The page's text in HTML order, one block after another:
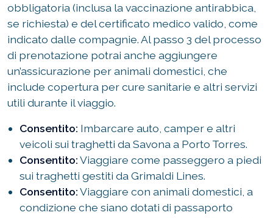
obbligatoria (inclusa la vaccinazione antirabbica,
se richiesta) e del certificato medico valido, come
indicato dalle compagnie. Al passo 3 del processo
di prenotazione potrai anche aggiungere
un’assicurazione per animali domestici, che
include copertura per cure sanitarie e altri servizi
utili durante il viaggio.
Consentito: Imbarcare auto, camper e altri
veicoli sui traghetti da Savona a Porto Torres.
Consentito:Viaggiare come passeggero a piedi
sui traghetti gestiti da Grimaldi Lines.
Consentito:Viaggiare con animali domestici, a
condizione che siano dotati di passaporto